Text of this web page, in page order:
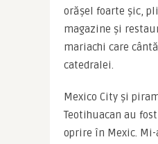
orășel foarte șic,
magazine și
mariachi care
catedralei.
Mexico City și
Teotihuacan au
oprire în Mexic.